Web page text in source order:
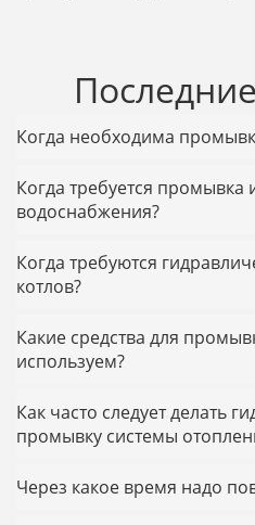
Когда необходима
Когда требуется
водоснабжения?
Когда требуются
котлов?
Какие средства для
используем?
Как часто следует делать
промывку системы
Через какое время надо